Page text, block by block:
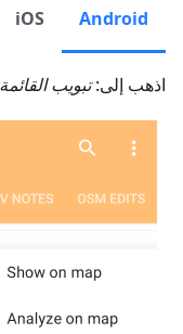
Android
iOS
اذهب إلى:تبويب